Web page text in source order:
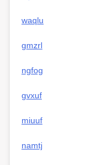
waqlu
gmzrl
ngfog
gvxuf
miuuf
namtj